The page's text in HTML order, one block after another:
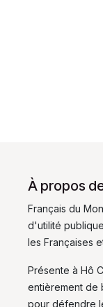
À propos
Français du
d'utilité
les Françaises
Présente à Hô
entièrement de
pour défendre